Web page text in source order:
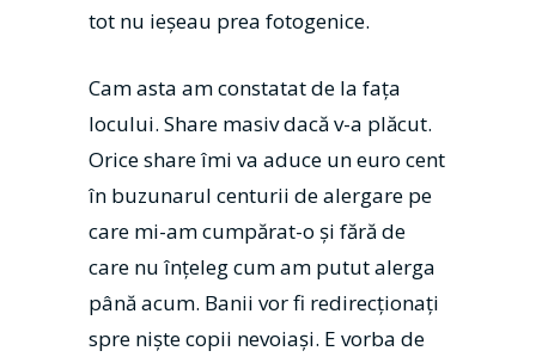
tot nu ieșeau prea fotogenice.
Cam asta am constatat de la fața
locului. Share masiv dacă v-a plăcut.
Orice share îmi va aduce un euro cent
în buzunarul centurii de alergare pe
care mi-am cumpărat-o și fără de
care nu înțeleg cum am putut alerga
până acum. Banii vor fi redirecționați
spre niște copii nevoiași. E vorba de